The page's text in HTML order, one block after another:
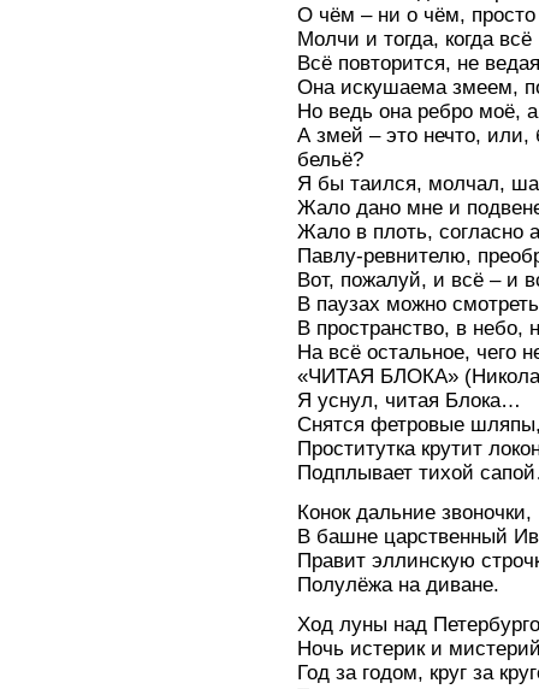
О чём – ни о чём,
Молчи и тогда, когда
Всё повторится, не
Она искушаема змеем,
Но ведь она ребро моё,
А змей – это нечто, или,
бельё?
Я бы таился, молчал,
Жало дано мне и
Жало в плоть, согласно
Павлу-ревнителю,
Вот, пожалуй, и всё – и
В паузах можно
В пространство, в небо,
На всё остальное, чего
«ЧИТАЯ БЛОКА»
Я уснул, читая Блока…
Снятся фетровые
Проститутка крутит
Подплывает тихой
Конок дальние звоночки,
В башне царственный
Правит эллинскую
Полулёжа на диване.
Ход луны над
Ночь истерик и
Год за годом, круг за